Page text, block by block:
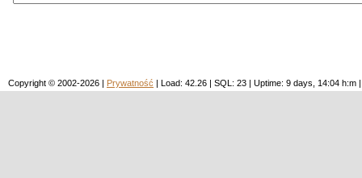
Copyright © 2002-2026 | Prywatność | Load: 42.26 | SQL: 23 | Uptime: 9 days, 14:04